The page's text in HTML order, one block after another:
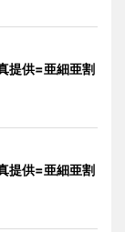
提供=亜細亜割
提供=亜細亜割